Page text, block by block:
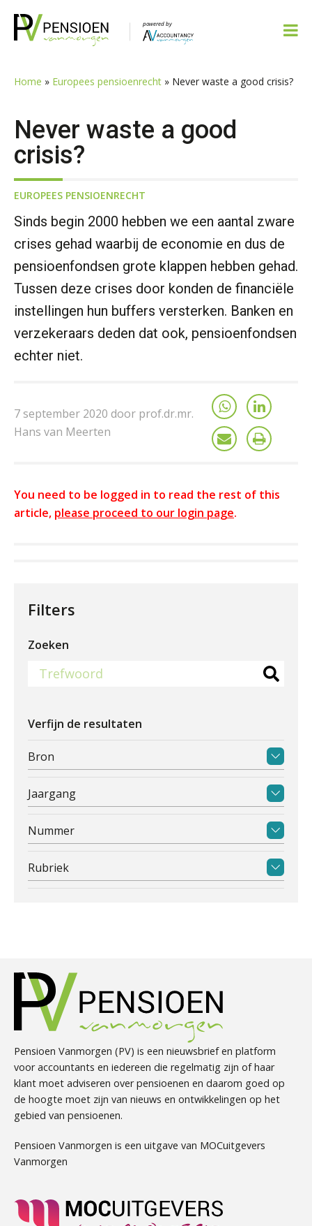
naar
naar
inhoud
naar
sidebar
naar
Home » Europees pensioenrecht » Never waste a good crisis?
Never waste a good
crisis?
EUROPEES PENSIOENRECHT
Sinds begin 2000 hebben we een aantal zware
crises gehad waarbij de economie en dus de
pensioenfondsen grote klappen hebben gehad.
Tussen deze crises door konden de financiële
instellingen hun buffers versterken. Banken en
verzekeraars deden dat ook, pensioenfondsen
echter niet.
7 september 2020 door prof.dr.mr.
Hans van Meerten
You need to be logged in to read the rest of this
article, please proceed to our login page.
Filters
Zoeken
Verfijn de resultaten
Bron
Jaargang
Nummer
Rubriek
Pensioen Vanmorgen (PV) is een nieuwsbrief en platform
voor accountants en iedereen die regelmatig zijn of haar
klant moet adviseren over pensioenen en daarom goed op
de hoogte moet zijn van nieuws en ontwikkelingen op het
gebied van pensioenen.
Pensioen Vanmorgen is een uitgave van MOCuitgevers
Vanmorgen